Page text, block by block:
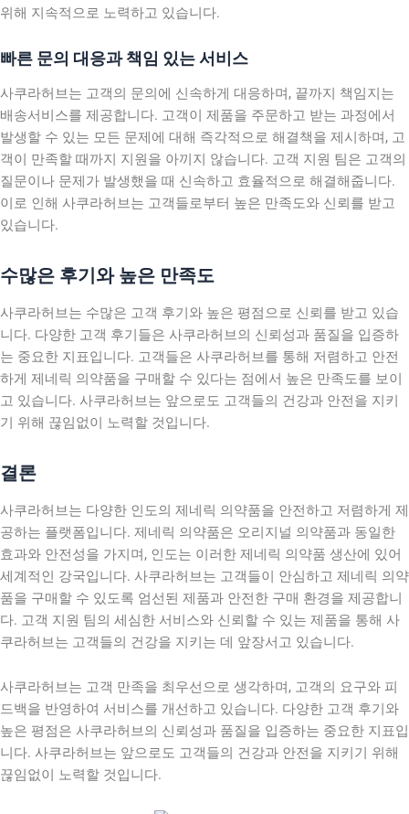
위해 지속적으로 노력하고 있습니다.
빠른 문의 대응과 책임 있는 서비스
사쿠라허브는 고객의 문의에 신속하게 대응하며, 끝까지 책임지는
배송서비스를 제공합니다. 고객이 제품을 주문하고 받는 과정에서
발생할 수 있는 모든 문제에 대해 즉각적으로 해결책을 제시하며, 고
객이 만족할 때까지 지원을 아끼지 않습니다. 고객 지원 팀은 고객의
질문이나 문제가 발생했을 때 신속하고 효율적으로 해결해줍니다.
이로 인해 사쿠라허브는 고객들로부터 높은 만족도와 신뢰를 받고
있습니다.
수많은 후기와 높은 만족도
사쿠라허브는 수많은 고객 후기와 높은 평점으로 신뢰를 받고 있습
니다. 다양한 고객 후기들은 사쿠라허브의 신뢰성과 품질을 입증하
는 중요한 지표입니다. 고객들은 사쿠라허브를 통해 저렴하고 안전
하게 제네릭 의약품을 구매할 수 있다는 점에서 높은 만족도를 보이
고 있습니다. 사쿠라허브는 앞으로도 고객들의 건강과 안전을 지키
기 위해 끊임없이 노력할 것입니다.
결론
사쿠라허브는 다양한 인도의 제네릭 의약품을 안전하고 저렴하게 제
공하는 플랫폼입니다. 제네릭 의약품은 오리지널 의약품과 동일한
효과와 안전성을 가지며, 인도는 이러한 제네릭 의약품 생산에 있어
세계적인 강국입니다. 사쿠라허브는 고객들이 안심하고 제네릭 의약
품을 구매할 수 있도록 엄선된 제품과 안전한 구매 환경을 제공합니
다. 고객 지원 팀의 세심한 서비스와 신뢰할 수 있는 제품을 통해 사
쿠라허브는 고객들의 건강을 지키는 데 앞장서고 있습니다.
사쿠라허브는 고객 만족을 최우선으로 생각하며, 고객의 요구와 피
드백을 반영하여 서비스를 개선하고 있습니다. 다양한 고객 후기와
높은 평점은 사쿠라허브의 신뢰성과 품질을 입증하는 중요한 지표입
니다. 사쿠라허브는 앞으로도 고객들의 건강과 안전을 지키기 위해
끊임없이 노력할 것입니다.